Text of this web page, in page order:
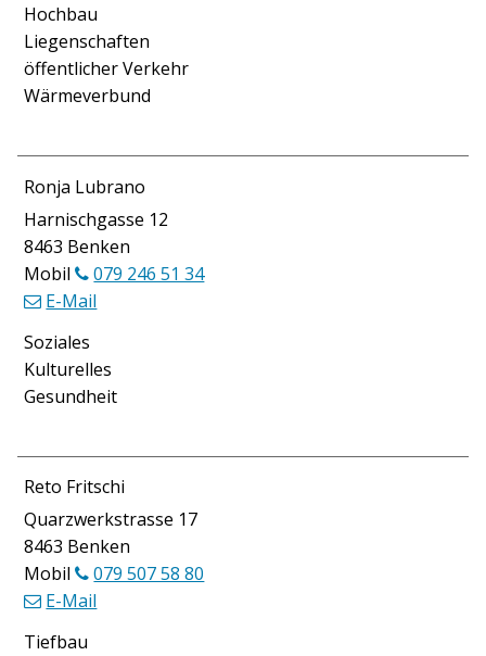
Funktion
Hochbau
Liegenschaften
öffentlicher Verkehr
Wärmeverbund
Ronja Lubrano
Harnischgasse 12
8463 Benken
Mobil
079 246 51 34
E-Mail
Funktion
Soziales
Kulturelles
Gesundheit
Reto Fritschi
Quarzwerkstrasse 17
8463 Benken
Mobil
079 507 58 80
E-Mail
Funktion
Tiefbau